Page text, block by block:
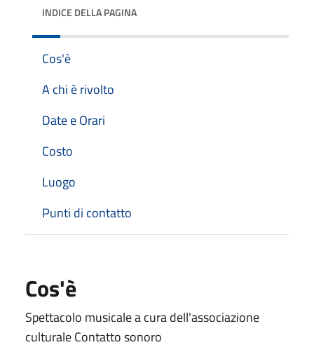
INDICE DELLA PAGINA
Cos'è
A chi è rivolto
Date e Orari
Costo
Luogo
Punti di contatto
Cos'è
Spettacolo musicale a cura dell'associazione
culturale Contatto sonoro